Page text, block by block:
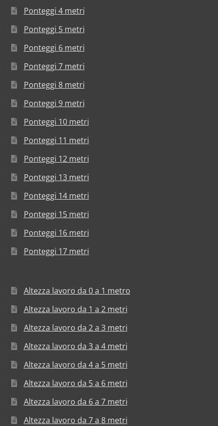
Ponteggi 4 metri
Ponteggi 5 metri
Ponteggi 6 metri
Ponteggi 7 metri
Ponteggi 8 metri
Ponteggi 9 metri
Ponteggi 10 metri
Ponteggi 11 metri
Ponteggi 12 metri
Ponteggi 13 metri
Ponteggi 14 metri
Ponteggi 15 metri
Ponteggi 16 metri
Ponteggi 17 metri
Altezza lavoro da 0 a 1 metro
Altezza lavoro da 1 a 2 metri
Altezza lavoro da 2 a 3 metri
Altezza lavoro da 3 a 4 metri
Altezza lavoro da 4 a 5 metri
Altezza lavoro da 5 a 6 metri
Altezza lavoro da 6 a 7 metri
Altezza lavoro da 7 a 8 metri